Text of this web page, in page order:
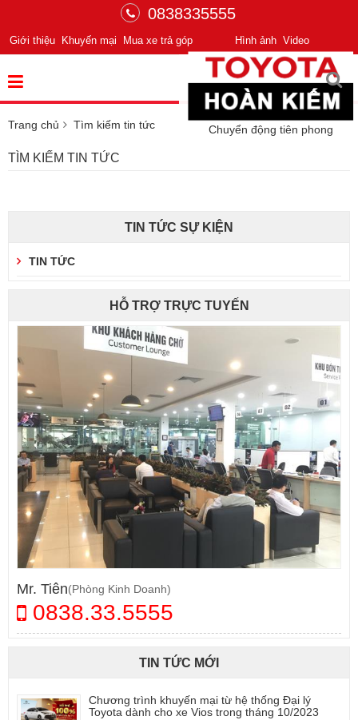
0838335555
Hình ảnh Video
Giới thiệu Khuyến mại Mua xe trả góp
Chuyển động tiên phong
Trang chủ Tìm kiếm tin tức
TÌM KIẾM TIN TỨC
TIN TỨC SỰ KIỆN
TIN TỨC
HỖ TRỢ TRỰC TUYẾN
Mr. Tiên(Phòng Kinh Doanh)
0838.33.5555
TIN TỨC MỚI
Chương trình khuyến mại từ hệ thống Đại lý
Toyota dành cho xe Vios trong tháng 10/2023